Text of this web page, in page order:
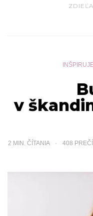
v
2 MIN. ČÍTANIA 408